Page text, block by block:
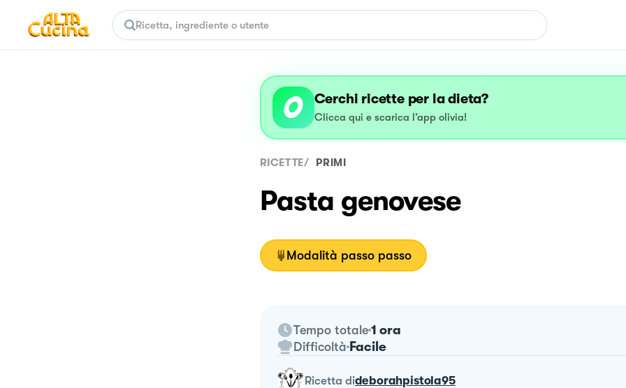
Cerchi ricette per la dieta?
Clicca qui e scarica l’app olivia!
RICETTE/ PRIMI
Pasta genovese
Modalità passo passo
Tempo totale 1 ora
Difficoltà Facile
ricetta dideborahpistola95